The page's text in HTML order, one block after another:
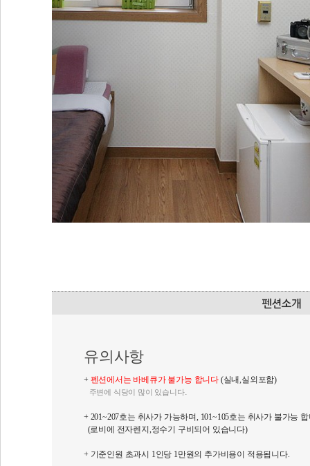
유의사항
+ 펜션에서는 바베큐가 불가능 합니다 (실내,실외포함)
주변에 식당이 많이 있습니다.
+ 201~207호는 취사가 가능하며, 101~105호는 취사가 불가능
(로비에 전자렌지,정수기 구비되어 있습니다)
+ 기준인원 초과시 1인당 1만원의 추가비용이 적용됩니다.